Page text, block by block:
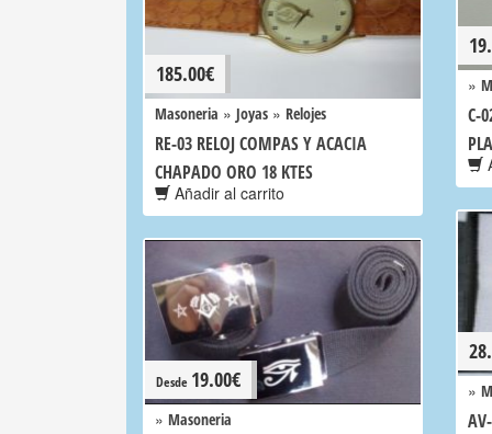
»
C-
185.00€
Masoneria » Joyas » Relojes
RE-03 RELOJ COMPAS Y ACACIA
CHAPADO ORO 18 KTES
Añadir al carrito
»
Desde 19.00€
» Masoneria